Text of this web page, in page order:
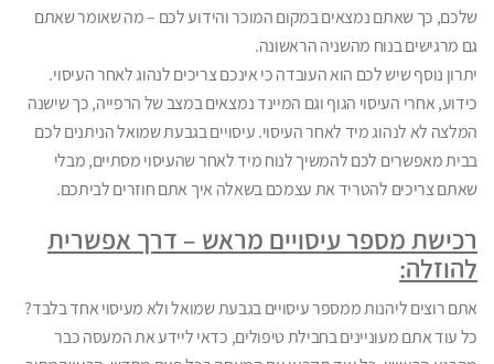
שלכם, כך שאתם נמצאים במקום המוכר והידוע לכם – מה שאומר שאתם
גם מרגישים בנוח מהשניה הראשונה.
יתרון נוסף שיש לכם הוא העובדה כי אינכם צריכים לנהוג לאחר העיסוי.
כידוע, אחרי העיסוי הגוף וגם המיינד נמצאים במצב של הרפייה, כך שישנה
המלצה לא לנהוג מיד לאחר העיסוי. עיסויים בגבעת שמואל הניתנים לכם
בבית מאפשרים לכם להמשיך לנוח מיד לאחר שהעיסוי מסתיים, מבלי
שאתם צריכים להטריד את עצמכם בשאלה איך אתם חוזרים לביתכם.
רכישת מספר עיסויים מראש – דרך אפשרית
להוזלה:
אתם רוצים ליהנות ממספר עיסויים בגבעת שמואל ולא מעיסוי אחד בלבד?
כל עוד אתם מעוניינים בחבילת טיפולים, כדאי ליידע את המעסה כבר